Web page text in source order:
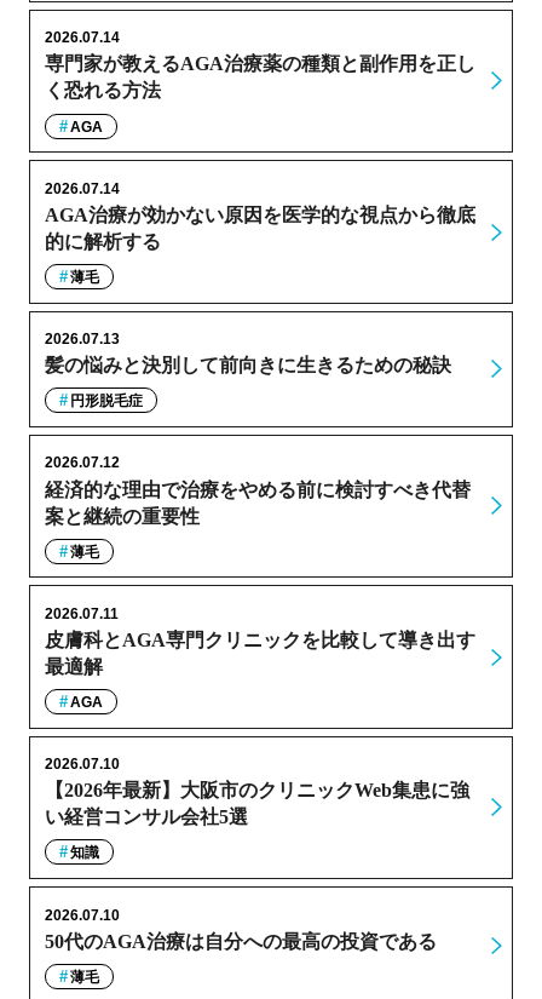
専門家が教えるAGA治療薬の種類と副作用を正し
く恐れる方法
2026.07.14
AGA
AGA治療が効かない原因を医学的な視点から徹底
的に解析する
2026.07.14
薄毛
髪の悩みと決別して前向きに生きるための秘訣
2026.07.13
円形脱毛症
経済的な理由で治療をやめる前に検討すべき代替
案と継続の重要性
2026.07.12
薄毛
皮膚科とAGA専門クリニックを比較して導き出す
最適解
2026.07.11
AGA
【2026年最新】大阪市のクリニックWeb集患に強
い経営コンサル会社5選
2026.07.10
知識
50代のAGA治療は自分への最高の投資である
2026.07.10
薄毛